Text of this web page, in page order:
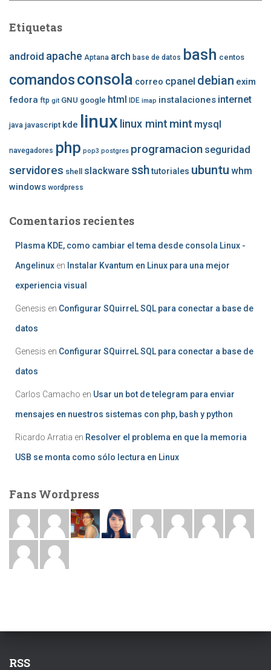
Etiquetas
android apache Aptana arch base de datos bash centos
comandosconsola correo cpanel debian exim
fedora ftp git GNU google html IDE imap instalaciones internet
java javascript kde linux linux mint mint mysql
navegadores php pop3 postgres programacion seguridad
servidores shell slackware sshtutoriales ubuntu whm
windows wordpress
Comentarios recientes
Plasma KDE, como cambiar el tema desde consola Linux -
Angelinux en Instalar Kvantum en Linux para una mejor
experiencia visual
Genesis en Configurar SQuirreL SQL para conectar a base de
datos
Genesis en Configurar SQuirreL SQL para conectar a base de
datos
Carlos Camacho en Usar un bot de telegram para enviar
mensajes en nuestros sistemas con php, bash y python
Ricardo Arratia en Resolver el problema en que la memoria
USB se monta como sólo lectura en Linux
Fans Wordpress
RSS